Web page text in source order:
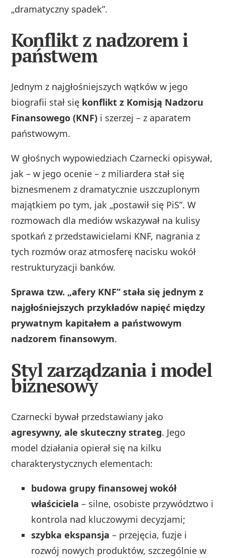
„dramatyczny spadek”.
Konflikt z nadzorem i
państwem
Jednym z najgłośniejszych wątków w jego
biografii stał się konflikt z Komisją Nadzoru
Finansowego (KNF) i szerzej – z aparatem
państwowym.
W głośnych wypowiedziach Czarnecki opisywał,
jak – w jego ocenie – z miliardera stał się
biznesmenem z dramatycznie uszczuplonym
majątkiem po tym, jak „postawił się PiS”. W
rozmowach dla mediów wskazywał na kulisy
spotkań z przedstawicielami KNF, nagrania z
tych rozmów oraz atmosferę nacisku wokół
restrukturyzacji banków.
Sprawa tzw. „afery KNF” stała się jednym z
najgłośniejszych przykładów napięć między
prywatnym kapitałem a państwowym
nadzorem finansowym.
Styl zarządzania i model
biznesowy
Czarnecki bywał przedstawiany jako
agresywny, ale skuteczny strateg. Jego
model działania opierał się na kilku
charakterystycznych elementach:
budowa grupy finansowej wokół
właściciela – silne, osobiste przywództwo i
kontrola nad kluczowymi decyzjami;
szybka ekspansja – przejęcia, fuzje i
rozwój nowych produktów, szczególnie w